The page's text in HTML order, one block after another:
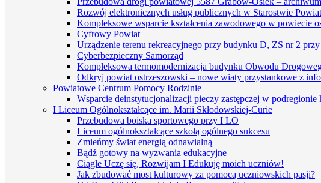
Rozwój elektronicznych usług publicznych w Starostwie
Kompleksowe wsparcie kształcenia zawodowego w powiecie
Cyfrowy Powiat
Urządzenie terenu rekreacyjnego przy budynku D, ZS nr 2
Cyberbezpieczny Samorząd
Kompleksowa termomodernizacja budynku Obwodu
Odkryj powiat ostrzeszowski – nowe wiaty przystankowe z
Powiatowe Centrum Pomocy Rodzinie
Wsparcie deinstytucjonalizacji pieczy zastępczej w podregionie
I Liceum Ogólnokształcące im. Marii Skłodowskiej-Curie
Przebudowa boiska sportowego przy I LO
Liceum ogólnokształcące szkołą ogólnego sukcesu
Zmieńmy świat energią odnawialną
Bądź gotowy na wyzwania edukacyjne
Ciągle Uczę się, Rozwijam I Edukuję moich uczniów!
Jak zbudować most kulturowy za pomocą uczniowskich pasji?